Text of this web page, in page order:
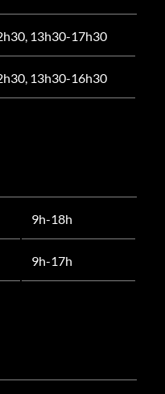
13h30-17h30
13h30-16h30
9h-18h
9h-17h